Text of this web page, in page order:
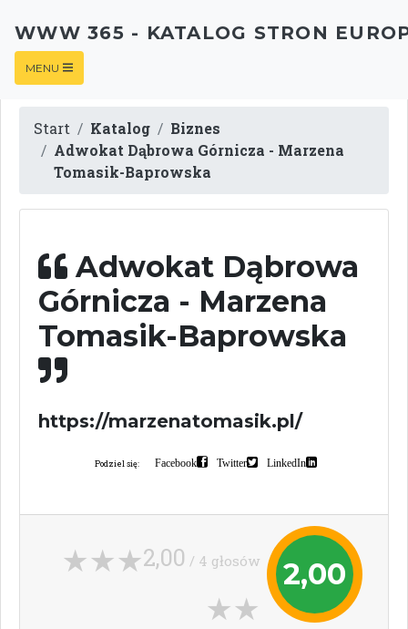
WWW 365 - KATALOG STRON
MENU
Start Katalog
Biznes
Adwokat Dąbrowa Górnicza - Marzena
Tomasik-Baprowska
Adwokat Dąbrowa
Górnicza - Marzena
Tomasik-Baprowska
https://marzenatomasik.pl/
Podziel się: Facebook Twitter LinkedIn
2,00
2,00 / 4 głosów